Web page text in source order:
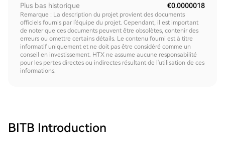
Plus bas historique
€0.0000018
Remarque : La description du projet provient des documents
officiels fournis par l'équipe du projet. Cependant, il est important
de noter que ces documents peuvent être obsolètes, contenir des
erreurs ou omettre certains détails. Le contenu fourni est à titre
informatif uniquement et ne doit pas être considéré comme un
conseil en investissement. HTX ne assume aucune responsabilité
pour les pertes directes ou indirectes résultant de l'utilisation de ces
informations.
BITB Introduction